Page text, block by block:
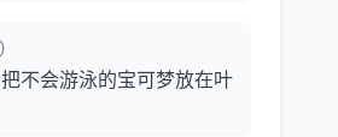
不会游泳的宝可梦放在叶